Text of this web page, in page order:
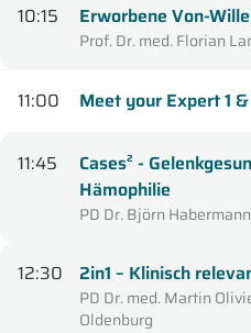
10:15 Erworbene Von-
Prof. Dr. med. Florian
11:00 Meet your Expert 1
11:45
Cases² -
Hämophilie
PD Dr. Björn Habermann
12:30 2in1 – Klinisch
PD Dr. med. Martin
Oldenburg